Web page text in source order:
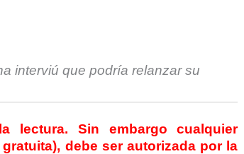
interviú que podría relanzar su
lectura. Sin embargo cualquier
debe ser autorizada por la